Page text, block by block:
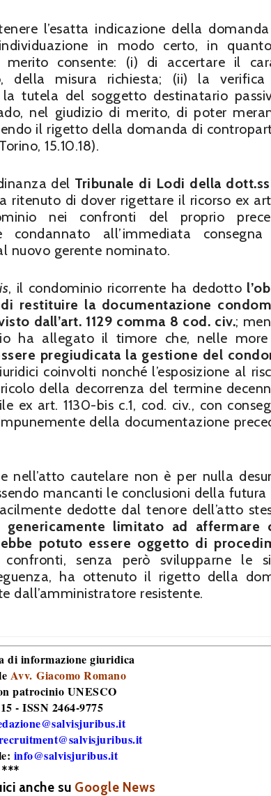
l’esatta indicazione della
in modo certo, in
consente: (i) di accertare il
della misura richiesta; (ii) la
tutela del soggetto destinatario
nel giudizio di merito, di poter
il rigetto della domanda di
15.10.18).
del Tribunale di Lodi della
ritenuto di dover rigettare il ricorso ex
nei confronti del proprio
condannato all’immediata
nuovo gerente nominato.
, il condominio ricorrente ha dedotto
restituire la documentazione
dall’art. 1129 comma 8 cod. civ.;
ha allegato il timore che, nelle
pregiudicata la gestione del
coinvolti nonché l’esposizione al
della decorrenza del termine
ex art. 1130-bis c.1, cod. civ., con
della documentazione
nell’atto cautelare non è per nulla
mancanti le conclusioni della futura
dedotte dal tenore dell’atto
limitato ad affermare
potuto essere oggetto di
senza però svilupparne le
ha ottenuto il rigetto della
dall’amministratore resistente.
di informazione giuridica
Avv. Giacomo Romano
patrocinio UNESCO
- ISSN 2464-9775
info@salvisjuribus.it
***
anche su Google News